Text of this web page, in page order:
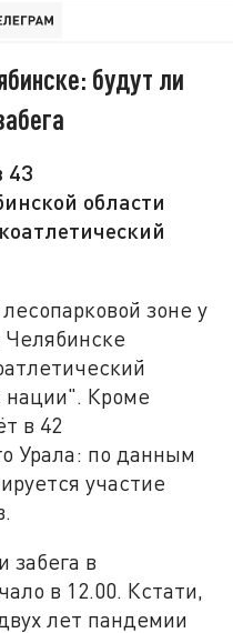
будут ли
43
области
зоне у
нации". Кроме
в 42
Урала: по данным
участие
забега в
в 12.00. Кстати,
лет пандемии